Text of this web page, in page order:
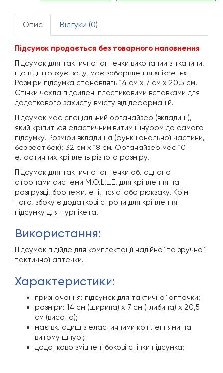
Опис Відгуки (0)
Підсумок продається без товарного наповнення
Підсумок для тактичної аптечки виконаний з тканини,
що відштовхує воду, має забарвлення «піксель».
Розміри підсумка становлять 14 см х 7 см х 20,5 см.
Стінки чохла підсилені пластиковими вставками для
додаткового захисту вмісту від деформацій.
Підсумок має спеціальний органайзер (вкладиш),
який кріпиться еластичним витим шнуром до самого
підсумку. Розміри вкладиша (функціональної частини,
без застібок): 32 см х 18 см. Органайзер має 10
еластичних кріплень різного розміру.
Підсумок для тактичної аптечки обладнано
стропами системи M.O.L.L.E. для кріплення на
розгрузці, бронежилеті, поясі або рюкзаку. Крім
того, збоку є додаткові стропи для кріплення
підсумку для турнікета.
використання:
Підсумок підійде для комплектації надійної та зручної
тактичної аптечки.
характеристики:
призначення: підсумок для тактичної аптечки;
розміри: 14 см (ширина) х 7 см (глибина) х 20,5
см (висота);
має вкладиш з еластичними кріпленнями на
витому шнурі;
додатково зміцнені бокові стінки підсумка;